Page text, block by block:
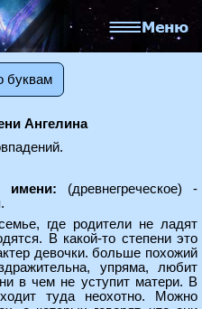
буквам
Ангелина
имени: (древнегреческое) -
где родители не ладят
В какой-то степени это
девочки. больше похожий
упряма, любит
в чем не уступит матери. В
туда неохотно. Можно